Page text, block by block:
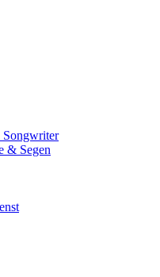
& Segen